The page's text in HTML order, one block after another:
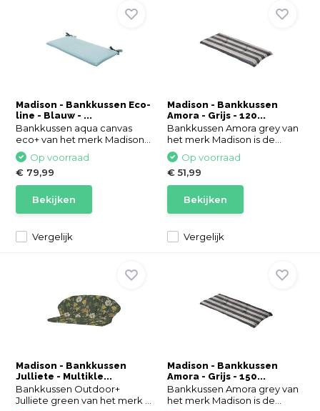
Madison - Bankkussen Eco-
line - Blauw - ...
Bankkussen aqua canvas
eco+ van het merk Madison...
Vergelijk
Op voorraad
€ 79,99
Bekijken
Madison - Bankkussen
Amora - Grijs - 120...
Bankkussen Amora grey van
het merk Madison is de...
Vergelijk
Op voorraad
€ 51,99
Bekijken
Madison - Bankkussen
Julliete - Multikle...
Bankkussen Outdoor+
Julliete green van het merk ...
Madison - Bankkussen
Amora - Grijs - 150...
Bankkussen Amora grey van
het merk Madison is de...